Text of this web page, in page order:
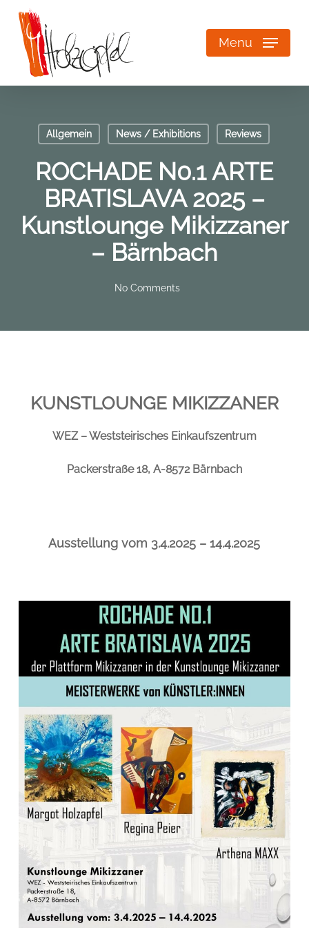
main
content
Menu
Allgemein News / Exhibitions Reviews
ROCHADE N0.1 ARTE
BRATISLAVA 2025 –
Kunstlounge Mikizzaner
– Bärnbach
No Comments
KUNSTLOUNGE MIKIZZANER
WEZ – Weststeirisches Einkaufszentrum
Packerstraße 18, A-8572 Bärnbach
Ausstellung vom 3.4.2025 – 14.4.2025